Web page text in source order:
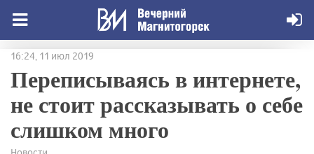
16:24, 11 июл 2019
Переписываясь в интернете,
не стоит рассказывать о себе
слишком много